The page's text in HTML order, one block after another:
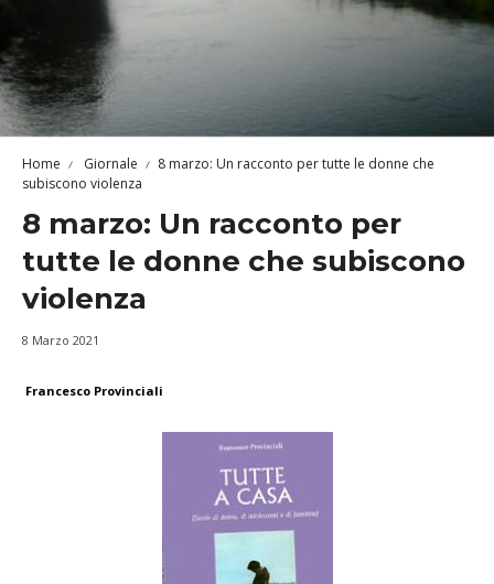
Home Giornale
8 marzo: Un racconto per tutte le donne che
subiscono violenza
8 marzo: Un racconto per
tutte le donne che subiscono
violenza
8 Marzo 2021
Francesco Provinciali